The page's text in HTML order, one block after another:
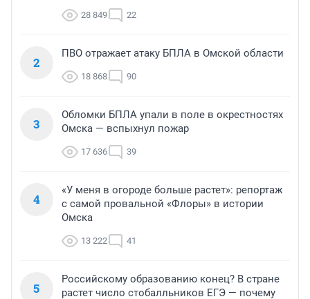
28 849 22
2
ПВО отражает атаку БПЛА в Омской области
18 868 90
3
Обломки БПЛА упали в поле в окрестностях
Омска — вспыхнул пожар
17 636 39
4
«У меня в огороде больше растет»: репортаж
с самой провальной «Флоры» в истории
Омска
13 222 41
5
Российскому образованию конец? В стране
растет число стобалльников ЕГЭ — почему